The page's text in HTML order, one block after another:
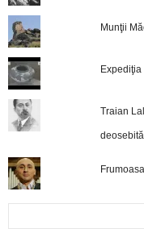
Munţii
Traian
deosebită